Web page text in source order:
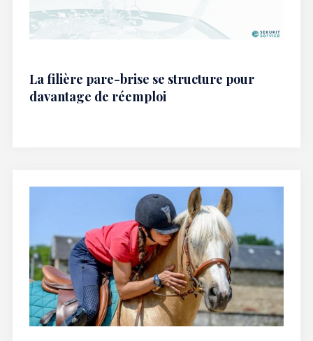
La filière pare-brise se structure pour
davantage de réemploi